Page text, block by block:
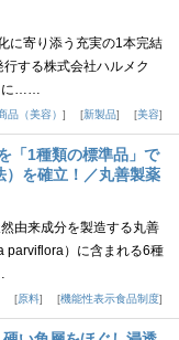
に寄り添う充実の1本完結
する株式会社ハルメク
に……
品（美容） 新製品 美容
「1種類の標準品」で
）を確立！／丸善製薬
由来成分を製造する丸善
parviflora）に含まれる6種
原料 機能性表示食品制度